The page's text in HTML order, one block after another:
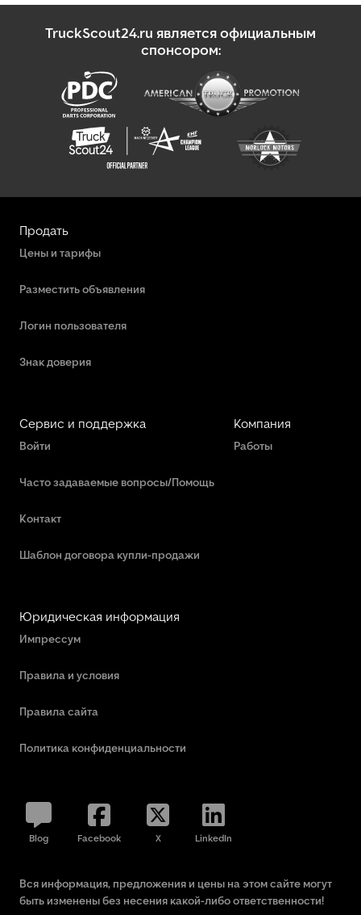
TruckScout24.ru является официальным
спонсором:
Продать
Цены и тарифы
Разместить объявления
Логин пользователя
Знак доверия
Сервис и поддержка
Войти
Часто задаваемые вопросы/Помощь
Контакт
Шаблон договора купли-продажи
Компания
Работы
Юридическая информация
Импрессум
Правила и условия
Правила сайта
Политика конфиденциальности
Blog Facebook X LinkedIn
Вся информация, предложения и цены на этом сайте могут
быть изменены без несения какой-либо ответственности!